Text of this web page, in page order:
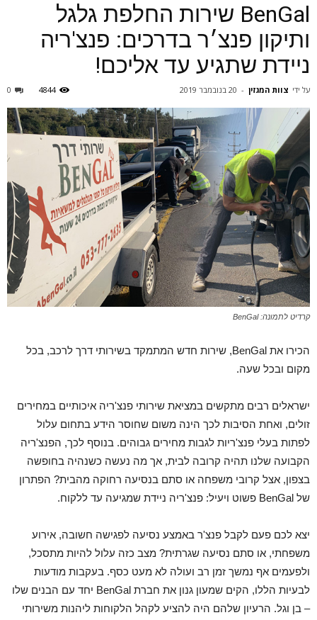
BenGal שירות החלפת גלגל
ותיקון פנצ׳ר בדרכים: פנצ'ריה
ניידת שתגיע עד אליכם!
על ידי צוות המגזין - 20 בנובמבר 2019 0 4844
קרדיט לתמונה: BenGal
הכירו את BenGal, שירות חדש המתמקד בשירותי דרך לרכב, בכל
מקום ובכל שעה.
ישראלים רבים מתקשים במציאת שירותי פנצ'ריה איכותיים במחירים
זולים, ואחת הסיבות לכך הינה משום שחוסר הידע בתחום עלול
לפתות בעלי פנצ'ריות לגבות מחירים גבוהים. בנוסף לכך, הפנצ'ריה
הקבועה שלנו תהיה קרובה לבית, אך מה נעשה כשנהיה בחופשה
בצפון, אצל קרובי משפחה או סתם בנסיעה רחוקה מהבית? הפתרון
של BenGal פשוט ויעיל: פנצ'ריה ניידת שמגיעה עד ללקוח.
יצא לכם פעם לקבל פנצ'ר באמצע נסיעה לפגישה חשובה, אירוע
משפחתי, או סתם נסיעה שגרתית? מצב כזה עלול להיות מתסכל,
ולפעמים אף נמשך זמן רב ועולה לא מעט כסף. בעקבות מודעות
לבעיות הללו, הקים שמעון גנון את חברת BenGal יחד עם הבנים שלו
– בן וגל. הרעיון שלהם היה להציע לקהל הלקוחות ליהנות משירותי